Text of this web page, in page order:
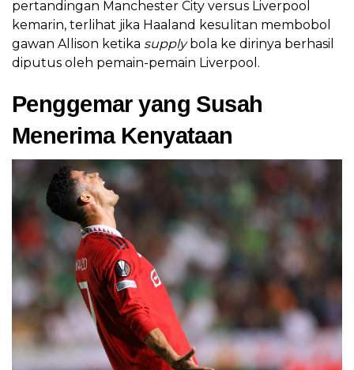
pertandingan Manchester City versus Liverpool
kemarin, terlihat jika Haaland kesulitan membobol
gawan Allison ketika supplybola ke dirinya berhasil
diputus oleh pemain-pemain Liverpool.
Penggemar yang Susah
Menerima Kenyataan